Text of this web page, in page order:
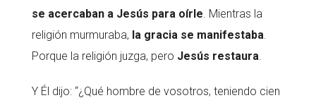
se acercaban a Jesús para oírle. Mientras la
religión murmuraba, la gracia se manifestaba.
Porque la religión juzga, pero Jesús restaura.
Y Él dijo: “¿Qué hombre de vosotros, teniendo cien